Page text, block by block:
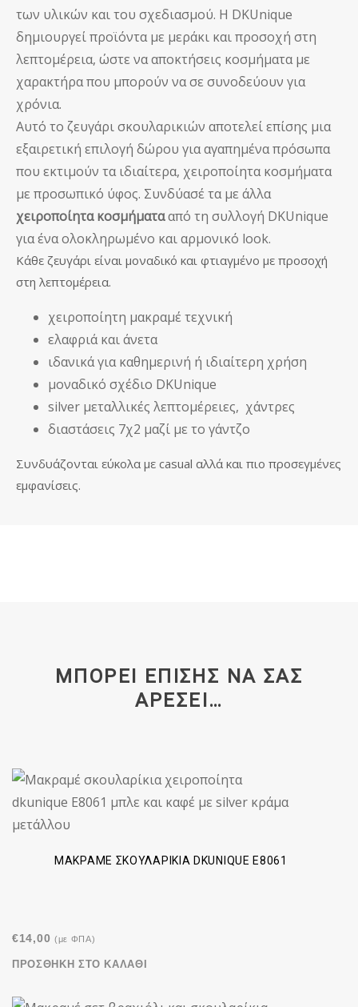
των υλικών και του σχεδιασμού. Η DKUnique
δημιουργεί προϊόντα με μεράκι και προσοχή στη
λεπτομέρεια, ώστε να αποκτήσεις κοσμήματα με
χαρακτήρα που μπορούν να σε συνοδεύουν για
χρόνια.
Αυτό το ζευγάρι σκουλαρικιών αποτελεί επίσης μια
εξαιρετική επιλογή δώρου για αγαπημένα πρόσωπα
που εκτιμούν τα ιδιαίτερα, χειροποίητα κοσμήματα
με προσωπικό ύφος. Συνδύασέ τα με άλλα
χειροποίητα κοσμήματααπό τη συλλογή DKUnique
για ένα ολοκληρωμένο και αρμονικό look.
Κάθε ζευγάρι είναι μοναδικό και φτιαγμένο με προσοχή
στη λεπτομέρεια.
χειροποίητη μακραμέ τεχνική
ελαφριά και άνετα
ιδανικά για καθημερινή ή ιδιαίτερη χρήση
μοναδικό σχέδιο DKUnique
silver μεταλλικές λεπτομέρειες, χάντρες
διαστάσεις 7χ2 μαζί με το γάντζο
Συνδυάζονται εύκολα με casual αλλά και πιο προσεγμένες
εμφανίσεις.
ΜΠΟΡΕΊ ΕΠΊΣΗΣ ΝΑ ΣΑΣ
ΑΡΈΣΕΙ…
ΜΑΚΡΑΜΈ ΣΚΟΥΛΑΡΊΚΙΑ DKUNIQUE E8061
€14,00 (με ΦΠΑ)
ΠΡΟΣΘΉΚΗ ΣΤΟ ΚΑΛΆΘΙ